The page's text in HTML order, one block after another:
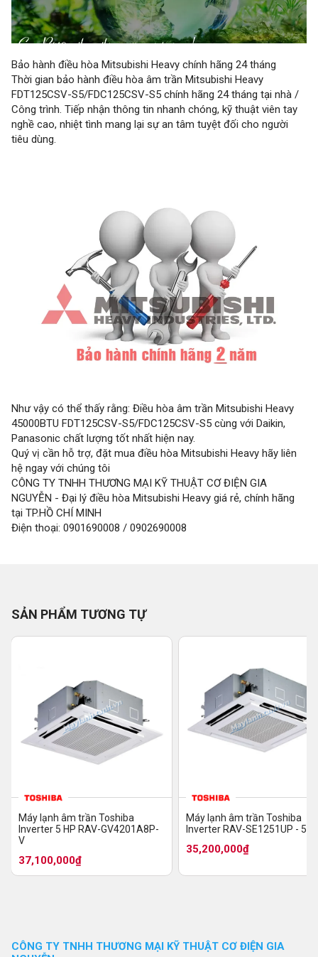
Bảo hành điều hòa Mitsubishi Heavy chính hãng 24 tháng
Thời gian bảo hành điều hòa âm trần Mitsubishi Heavy
FDT125CSV-S5/FDC125CSV-S5 chính hãng 24 tháng tại nhà /
Công trình. Tiếp nhận thông tin nhanh chóng, kỹ thuật viên tay
nghề cao, nhiệt tình mang lại sự an tâm tuyệt đối cho người
tiêu dùng.
Như vậy có thể thấy rằng: Điều hòa âm trần Mitsubishi Heavy
45000BTU FDT125CSV-S5/FDC125CSV-S5 cùng với Daikin,
Panasonic chất lượng tốt nhất hiện nay.
Quý vị cần hỗ trợ, đặt mua điều hòa Mitsubishi Heavy hãy liên
hệ ngay với chúng tôi
CÔNG TY TNHH THƯƠNG MẠI KỸ THUẬT CƠ ĐIỆN GIA
NGUYỄN - Đại lý điều hòa Mitsubishi Heavy giá rẻ, chính hãng
tại TP.HỒ CHÍ MINH
Điện thoại: 0901690008 / 0902690008
SẢN PHẨM TƯƠNG TỰ
Máy lạnh âm trần Toshiba
Inverter 5 HP RAV-GV4201A8P-
V
37,100,000₫
Máy lạnh âm trần Toshiba
Inverter RAV-SE1251UP - 5
35,200,000₫
CÔNG TY TNHH THƯƠNG MẠI KỸ THUẬT CƠ ĐIỆN GIA